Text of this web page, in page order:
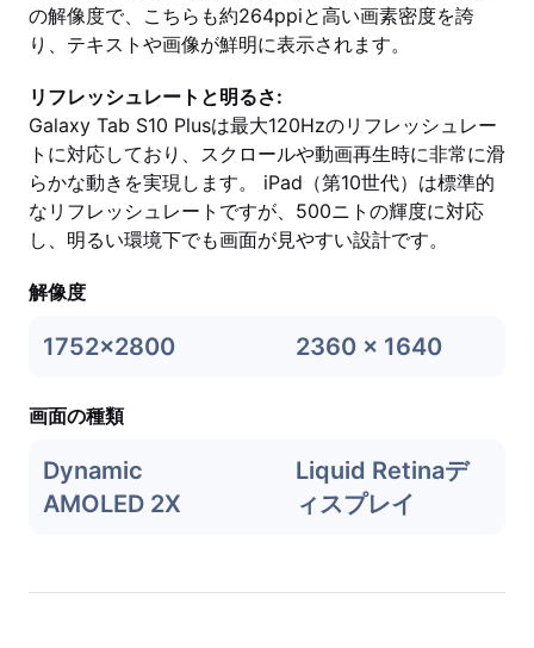
の解像度で、こちらも約264ppiと高い画素密度を誇
り、テキストや画像が鮮明に表示されます。
リフレッシュレートと明るさ:
Galaxy Tab S10 Plusは最大120Hzのリフレッシュレー
トに対応しており、スクロールや動画再生時に非常に滑
らかな動きを実現します。 iPad（第10世代）は標準的
なリフレッシュレートですが、500ニトの輝度に対応
し、明るい環境下でも画面が見やすい設計です。
解像度
1752x2800 2360 x 1640
画面の種類
Dynamic
AMOLED 2X
Liquid Retinaデ
ィスプレイ